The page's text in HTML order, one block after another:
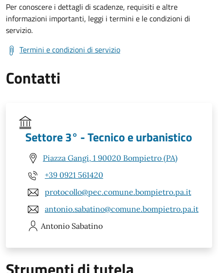
Per conoscere i dettagli di scadenze, requisiti e altre
informazioni importanti, leggi i termini e le condizioni di
servizio.
Termini e condizioni di servizio
Contatti
Settore 3° - Tecnico e urbanistico
Piazza Gangi, 1 90020 Bompietro (PA)
+39 0921 561420
protocollo@pec.comune.bompietro.pa.it
antonio.sabatino@comune.bompietro.pa.it
Antonio Sabatino